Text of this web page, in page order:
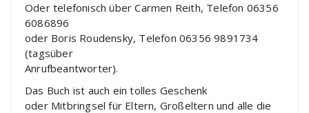
Oder telefonisch über Carmen Reith, Telefon 06356
6086896
oder Boris Roudensky, Telefon 06356 9891734
(tagsüber
Anrufbeantworter).
Das Buch ist auch ein tolles Geschenk
oder Mitbringsel für Eltern, Großeltern und alle die